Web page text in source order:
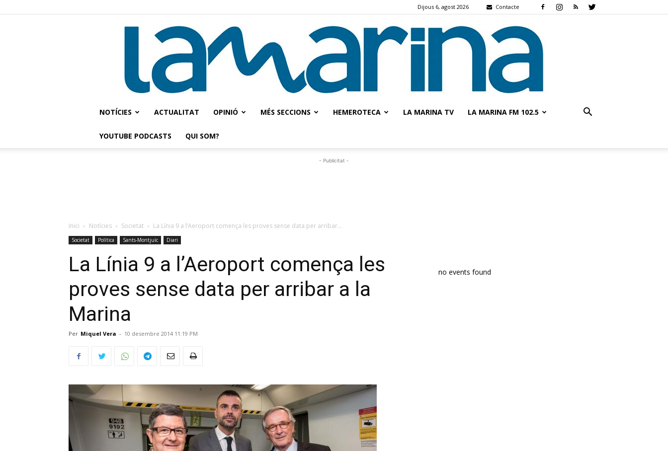
Dijous 6, agost 2026 Contacte
NOTÍCIES ACTUALITAT OPINIÓ MÉS SECCIONS HEMEROTECA LA MARINA TV LA MARINA FM 102.5
YOUTUBE PODCASTS QUI SOM?
- Publicitat -
Inici Notícies Societat La Línia 9 a l’Aeroport comença les proves sense data per arribar...
Societat Política Sants-Montjuïc Diari
La Línia 9 a l’Aeroport comença les
proves sense data per arribar a la
Marina
Per Miquel Vera - 10 desembre 2014 11:19 PM
no events found